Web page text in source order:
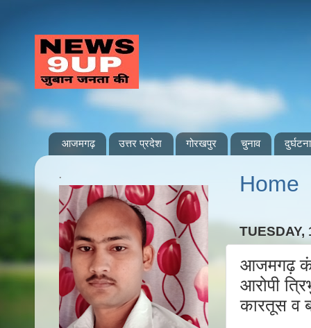
आजमगढ़ उत्तर प्रदेश गोरखपुर चुनाव दुर्घटना
Home
TUESDAY,
आजमगढ़
आरोपी
कारतूस व
.